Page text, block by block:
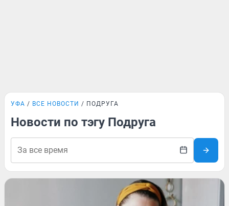
УФА ВСЕ НОВОСТИ ПОДРУГА
Новости по тэгу Подруга